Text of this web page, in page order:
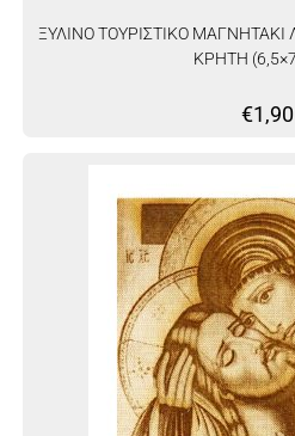
ΞΥΛΙΝΟ ΤΟΥΡΙΣΤΙΚΟ ΜΑΓΝΗΤΑΚΙ
ΚΡΗΤΗ
€1,90